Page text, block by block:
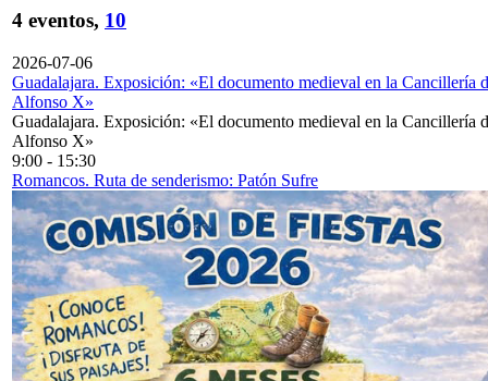
4 eventos, 10
2026-07-06
Guadalajara. Exposición: «El documento medieval en la Cancillería
Alfonso X»
Guadalajara. Exposición: «El documento medieval en la Cancillería
Alfonso X»
9:00 - 15:30
Romancos. Ruta de senderismo: Patón Sufre